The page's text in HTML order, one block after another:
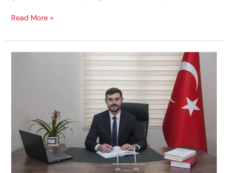
Erzurum
Avukatı
Read More »